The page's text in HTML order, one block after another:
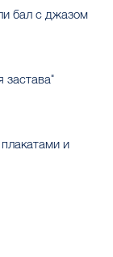
бал с джазом
застава"
и